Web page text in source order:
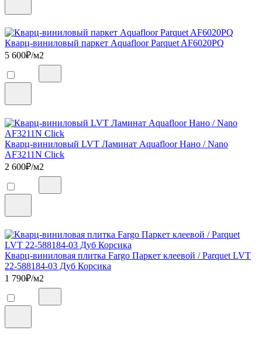
Кварц-виниловый паркет Aquafloor Parquet AF6020PQ
5 600₽/м2
Кварц-виниловый LVT Ламинат Aquafloor Нано / Nano
AF3211N Click
2 600₽/м2
Кварц-виниловая плитка Fargo Паркет клеевой / Parquet LVT
22-588184-03 Дуб Корсика
1 790₽/м2